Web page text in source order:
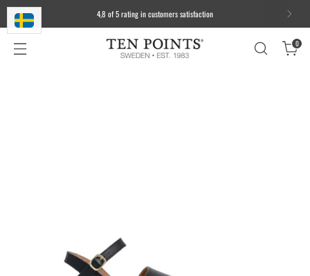
4,8 of 5 rating in customers satisfaction
0